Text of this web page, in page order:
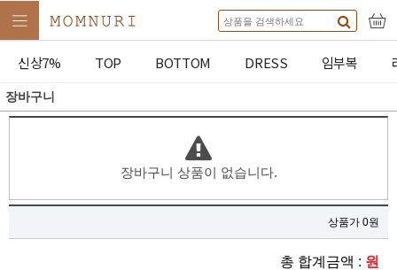
신상7% TOP BOTTOM DRESS 임부복
장바구니
장바구니 상품이 없습니다.
상품가 0원
총 합계금액 : 원